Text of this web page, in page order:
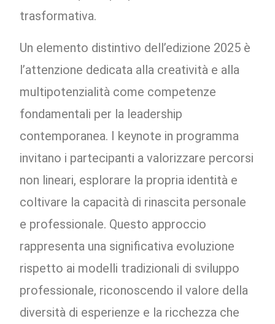
trasformativa.
Un elemento distintivo dell’edizione 2025 è
l’attenzione dedicata alla creatività e alla
multipotenzialità come competenze
fondamentali per la leadership
contemporanea. I keynote in programma
invitano i partecipanti a valorizzare percorsi
non lineari, esplorare la propria identità e
coltivare la capacità di rinascita personale
e professionale. Questo approccio
rappresenta una significativa evoluzione
rispetto ai modelli tradizionali di sviluppo
professionale, riconoscendo il valore della
diversità di esperienze e la ricchezza che